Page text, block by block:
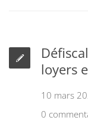
loyers
10 mars
0